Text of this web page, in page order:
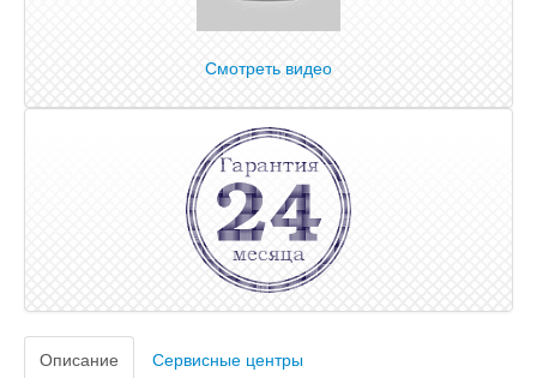
Смотреть видео
Описание Сервисные центры